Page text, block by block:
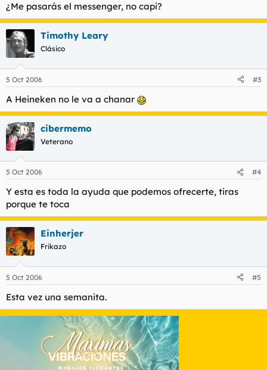
¿Me pasarás el messenger, no capi?
Timothy Leary
Clásico
5 Oct 2006 #3
A Heineken no le va a chanar
cibermemo
Veterano
5 Oct 2006 #4
Y esta es toda la ayuda que podemos ofrecerte, tiras
porque te toca
Einherjer
Frikazo
5 Oct 2006 #5
Esta vez una semanita.